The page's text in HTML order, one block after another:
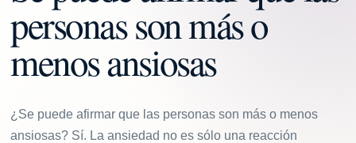
personas son más o
menos ansiosas
¿Se puede afirmar que las personas son más o menos
ansiosas? Sí. La ansiedad no es sólo una reacción